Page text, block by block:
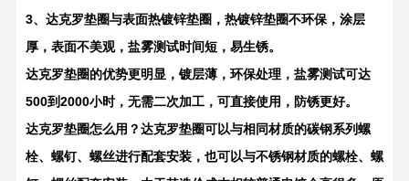
3、达克罗垫圈与表面热镀锌垫圈，热镀锌垫圈不环保，涂层
厚，表面不美观，盐雾测试时间短，易生锈。
达克罗垫圈的优势更明显，镀层薄，环保处理，盐雾测试可达
500到2000小时，无需二次加工，可直接使用，防锈更好。
达克罗垫圈怎么用 ？达克罗垫圈可以与相同材质的碳钢系列螺
栓、螺钉、螺丝进行配套安装，也可以与不锈钢材质的螺栓、螺